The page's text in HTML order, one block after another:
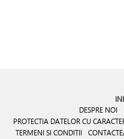
DESPRE NOI
PROTECTIA DATELOR CU
TERMENI SI CONDITII